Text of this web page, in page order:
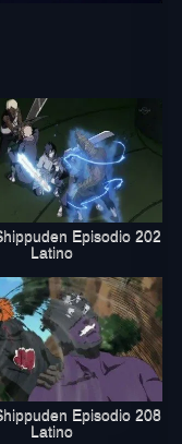
Episodio 202
Latino
Episodio 208
Latino